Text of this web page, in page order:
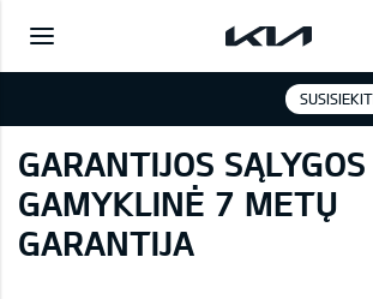
GARANTIJOS
GAMYKLINĖ 7 METŲ
GARANTIJA